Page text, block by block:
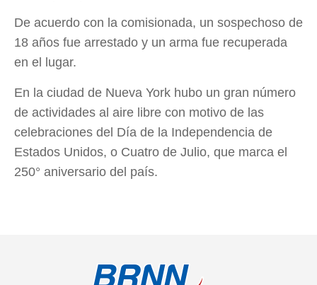
De acuerdo con la comisionada, un sospechoso de
18 años fue arrestado y un arma fue recuperada
en el lugar.
En la ciudad de Nueva York hubo un gran número
de actividades al aire libre con motivo de las
celebraciones del Día de la Independencia de
Estados Unidos, o Cuatro de Julio, que marca el
250° aniversario del país.